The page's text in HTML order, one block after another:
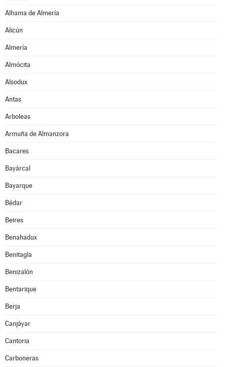
Alhama de Almería
Alicún
Almería
Almócita
Alsodux
Antas
Arboleas
Armuña de Almanzora
Bacares
Bayárcal
Bayarque
Bédar
Beires
Benahadux
Benitagla
Benizalón
Bentarique
Berja
Canjáyar
Cantoria
Carboneras